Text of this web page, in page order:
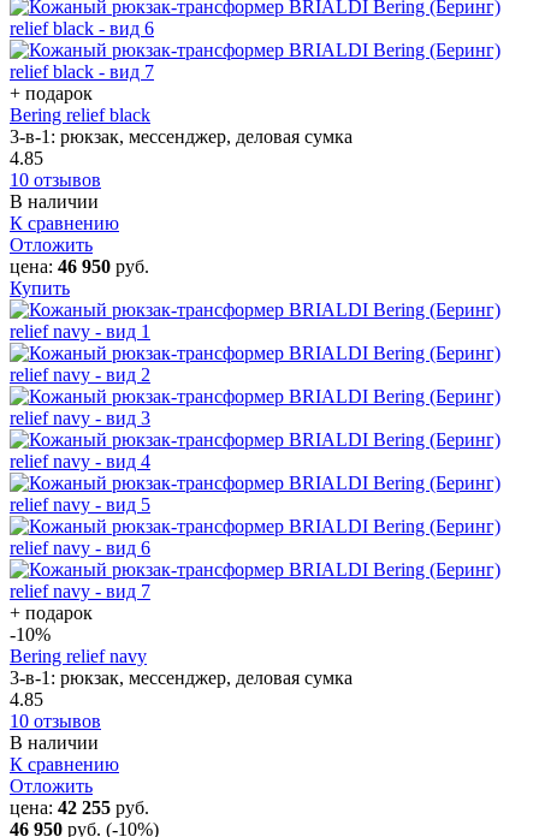
+ подарок
Bering relief black
3-в-1: рюкзак, мессенджер, деловая сумка
4.85
10 отзывов
В наличии
К сравнению
Отложить
цена: 46 950 руб.
Купить
+ подарок
-10%
Bering relief navy
3-в-1: рюкзак, мессенджер, деловая сумка
4.85
10 отзывов
В наличии
К сравнению
Отложить
цена: 42 255 руб.
46 950 руб. (-10%)